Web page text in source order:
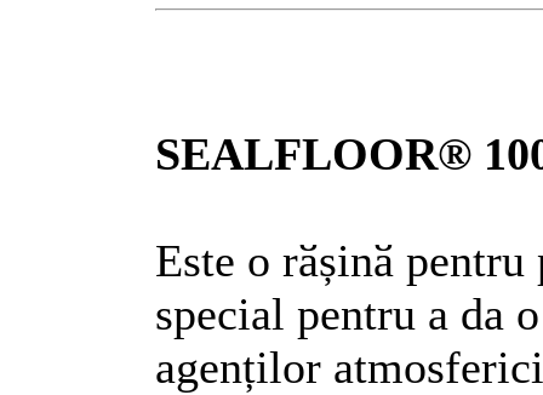
SEALFLOOR®
Este o rӑșinӑ
special pentru a da
agenților